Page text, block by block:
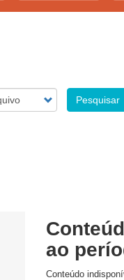
Pesquisar
ao
Conteúdo